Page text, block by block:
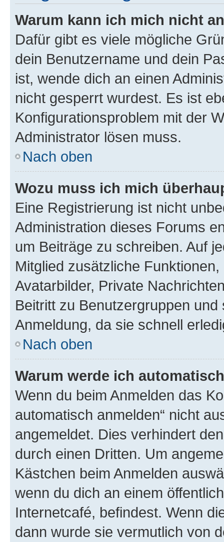
Warum kann ich mich nicht
Dafür gibt es viele mögliche
dein Benutzername und dein
ist, wende dich an einen
nicht gesperrt wurdest. Es ist
Konfigurationsproblem mit der
Administrator lösen muss.
Nach oben
Wozu muss ich mich
Eine Registrierung ist nicht
Administration dieses Forums
um Beiträge zu schreiben. Auf
Mitglied zusätzliche
Avatarbilder, Private
Beitritt zu Benutzergruppen
Anmeldung, da sie schnell
Nach oben
Warum werde ich
Wenn du beim Anmelden das
automatisch anmelden“ nicht
angemeldet. Dies verhindert
durch einen Dritten. Um
Kästchen beim Anmelden
wenn du dich an einem
Internetcafé, befindest. Wenn
dann wurde sie vermutlich von